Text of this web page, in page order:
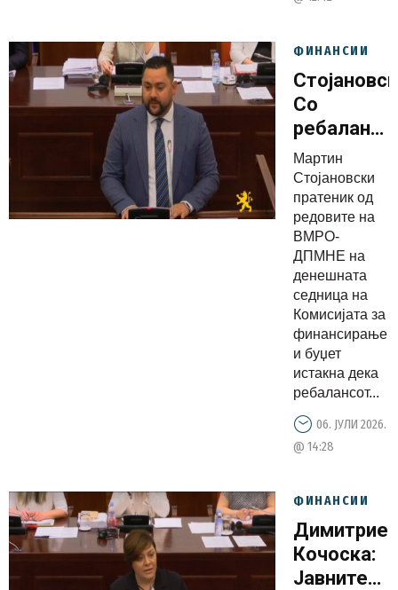
ФИНАНСИИ
Со
се
услови
да
продолжи
по патот
на
раст,
стабилни
финансии
и подобар
на сите
граѓани
Мартин
Стојановски
пратеник од
редовите на
ВМРО-
ДПМНЕ на
денешната
седница на
Комисијата за
финансирање
и буџет
истакна дека
ребалансот...
06. ЈУЛИ 2026.
@ 14:28
ФИНАНСИИ
Кочоска:
Јавните